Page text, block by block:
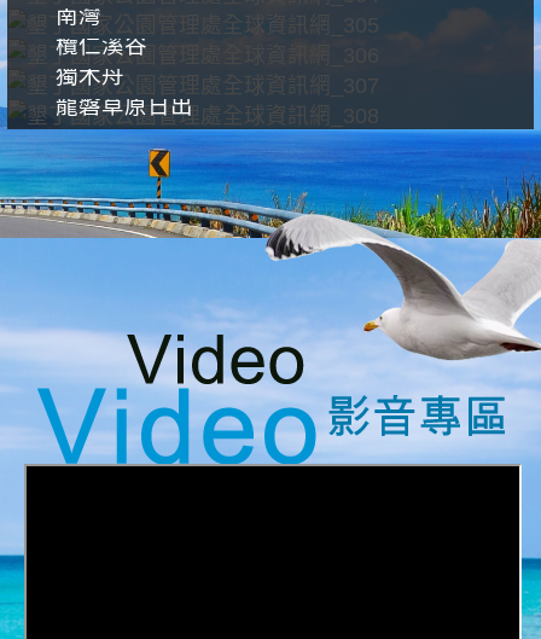
南灣
欖仁溪谷
獨木舟
龍磐草原日出